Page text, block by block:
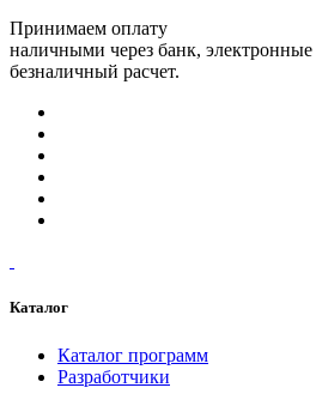
Принимаем оплату
наличными через банк,
безналичный расчет.
Каталог
Каталог программ
Разработчики